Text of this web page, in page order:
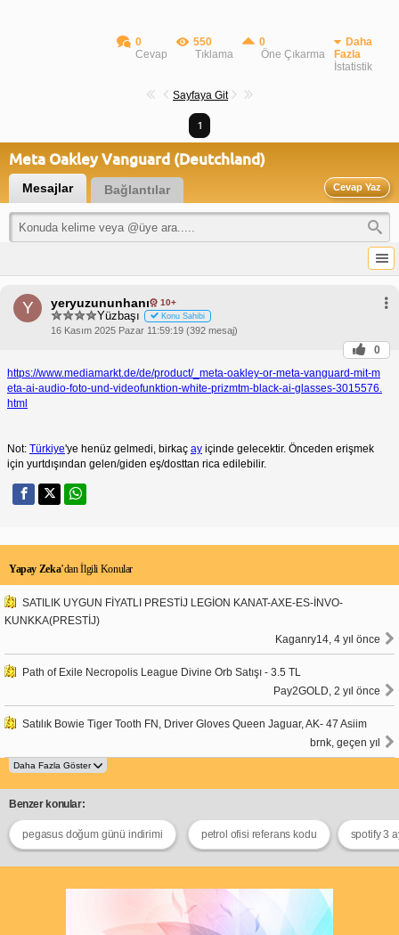
0
Cevap
550
Tıklama
0
Öne Çıkarma
Daha
Fazla
İstatistik
Sayfaya Git
1
Meta Oakley Vanguard (Deutchland)
Mesajlar Bağlantılar Cevap Yaz
Y yeryuzununhanı 10+
Yüzbaşı Konu Sahibi
16 Kasım 2025 Pazar 11:59:19 (392 mesaj)
0
https://www.mediamarkt.de/de/product/_meta-oakley-or-meta-vanguard-mit-m
eta-ai-audio-foto-und-videofunktion-white-prizmtm-black-ai-glasses-3015576.
html
Not: Türkiye'ye henüz gelmedi, birkaç ay içinde gelecektir. Önceden erişmek
için yurtdışından gelen/giden eş/dosttan rica edilebilir.
Yapay Zeka’dan İlgili Konular
SATILIK UYGUN FİYATLI PRESTİJ LEGİON KANAT-AXE-ES-İNVO-
KUNKKA(PRESTİJ)
Kaganry14, 4 yıl önce
Path of Exile Necropolis League Divine Orb Satışı - 3.5 TL
Pay2GOLD, 2 yıl önce
Satılık Bowie Tiger Tooth FN, Driver Gloves Queen Jaguar, AK- 47 Asiim
brnk, geçen yıl
Benzer konular:
pegasus doğum günü indirimi petrol ofisi referans kodu spotify 3